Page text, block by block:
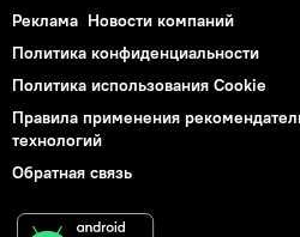
Реклама Новости компаний
Политика конфиденциальности
Политика использования Cookie
Правила применения
технологий
Обратная связь